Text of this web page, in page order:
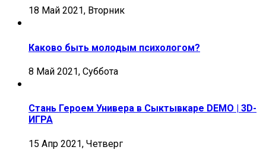
18 Май 2021, Вторник
Каково быть молодым психологом?
8 Май 2021, Суббота
Стань Героем Универа в Сыктывкаре DEMO | 3D-
ИГРА
15 Апр 2021, Четверг